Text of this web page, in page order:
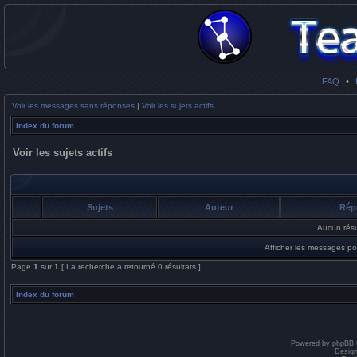
FAQ •
Voir les messages sans réponses | Voir les sujets actifs
Index du forum
Voir les sujets actifs
Sujets Auteur
Aucun
Afficher les messages
Page 1 sur 1 [ La recherche a retourné 0 résultats ]
Index du forum
Powered by phpBB